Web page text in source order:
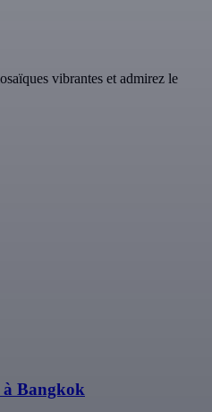
vibrantes et admirez le
à Bangkok